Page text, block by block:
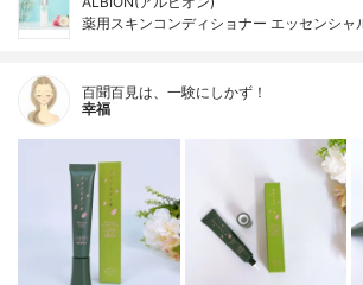
薬用スキンコンディショナー エッセンシャ
百聞百見は、一験にしかず！
幸福